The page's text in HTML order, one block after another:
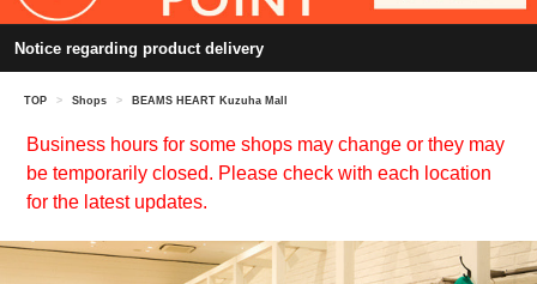
Notice regarding product delivery
TOP > Shops > BEAMS HEART Kuzuha Mall
Business hours for some shops may change or they may
be temporarily closed. Please check with each location
for the latest updates.